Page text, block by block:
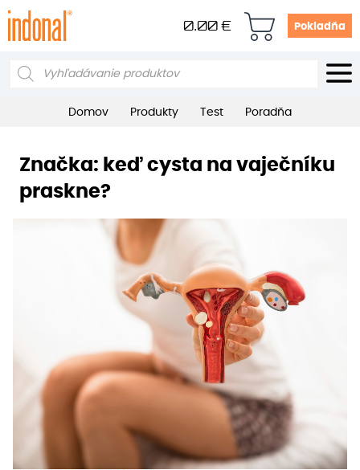
0.00 € Pokladňa
Products
Domov Produkty Test Poradňa
Značka: keď cysta na vaječníku
praskne?